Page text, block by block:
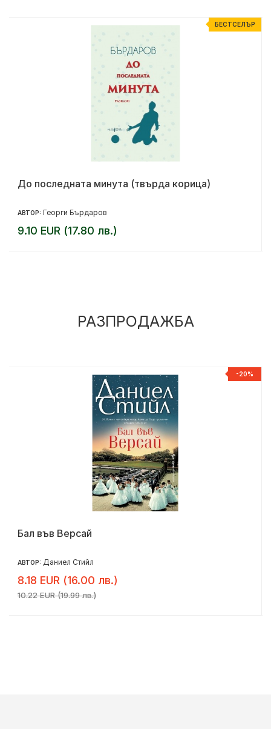
БЕСТСЕЛЪР
До последната минута (твърда корица)
АВТОР: Георги Бърдаров
9.10 EUR (17.80 лв.)
РАЗПРОДАЖБА
-20%
Бал във Версай
АВТОР: Даниел Стийл
8.18 EUR (16.00 лв.)
10.22 EUR (19.99 лв.)